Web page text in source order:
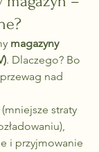
magazyny
. Dlaczego? Bo
nad
straty
i przyjmowanie